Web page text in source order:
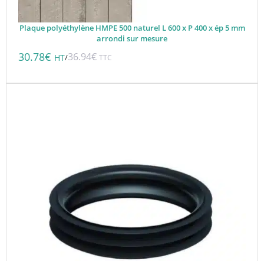
Plaque polyéthylène HMPE 500 naturel L 600 x P 400 x ép 5 mm
arrondi sur mesure
30.78€ HT/36.94€ TTC